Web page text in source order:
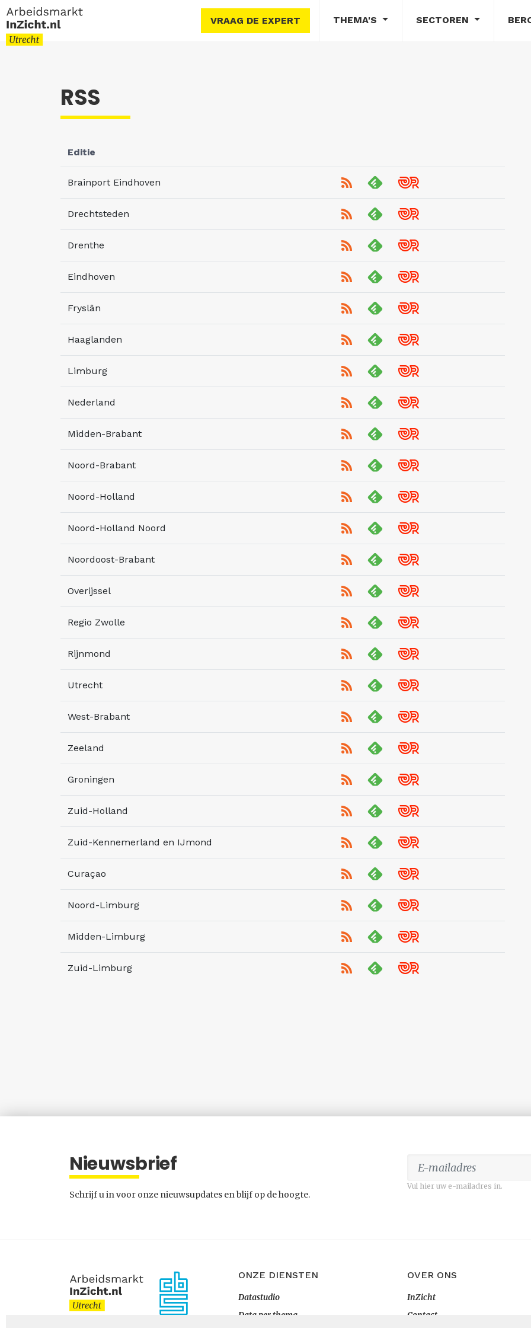
VRAAG DE EXPERT THEMA'S SECTOREN
RSS
Editie
Brainport Eindhoven
Drechtsteden
Drenthe
Eindhoven
Fryslân
Haaglanden
Limburg
Nederland
Midden-Brabant
Noord-Brabant
Noord-Holland
Noord-Holland Noord
Noordoost-Brabant
Overijssel
Regio Zwolle
Rijnmond
Utrecht
West-Brabant
Zeeland
Groningen
Zuid-Holland
Zuid-Kennemerland en IJmond
Curaçao
Noord-Limburg
Midden-Limburg
Zuid-Limburg
Nieuwsbrief
Schrijf u in voor onze nieuwsupdates en blijf op de hoogte.
Vul hier uw e-mailadres in.
ONZE DIENSTEN
Datastudio
Data per thema
OVER ONS
InZicht
Contact